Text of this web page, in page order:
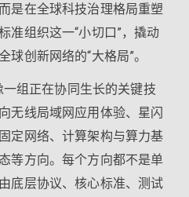
是在全球科技治理格局重塑
准组织这一“小切口”，撬动
创新网络的“大格局”。
一组正在协同生长的关键技
无线局域网应用体验、星闪
定网络、计算架构与算力基
等方向。每个方向都不是单
底层协议、核心标准、测试